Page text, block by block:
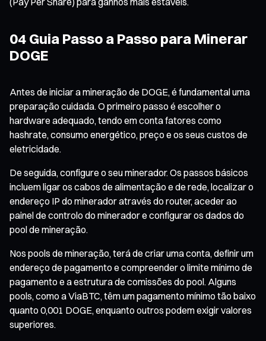
04 Guia Passo a Passo para Minerar
DOGE
Antes de iniciar a mineração de DOGE, é fundamental uma
preparação cuidada. O primeiro passo é escolher o
hardware adequado, tendo em conta fatores como
hashrate, consumo energético, preço e os seus custos de
eletricidade.
De seguida, configure o seu minerador. Os passos básicos
incluem ligar os cabos de alimentação e de rede, localizar o
endereço IP do minerador através do router, aceder ao
painel de controlo do minerador e configurar os dados do
pool de mineração.
Nos pools de mineração, terá de criar uma conta, definir um
endereço de pagamento e compreender o limite mínimo de
pagamento e a estrutura de comissões do pool. Alguns
pools, como a ViaBTC, têm um pagamento mínimo tão baixo
quanto 0,001 DOGE, enquanto outros podem exigir valores
superiores.